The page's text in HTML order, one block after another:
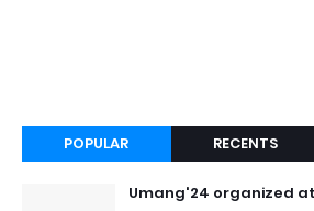
POPULAR RECENTS
Umang'24 organized